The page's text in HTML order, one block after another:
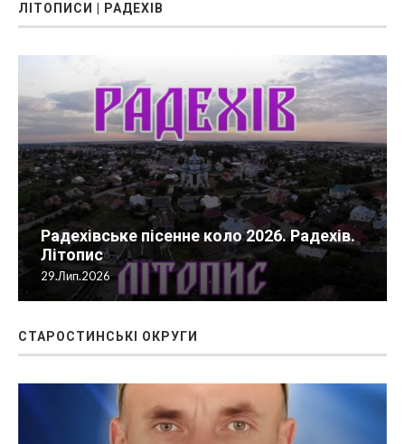
ЛІТОПИСИ | РАДЕХІВ
Радехівське пісенне коло 2026. Радехів.
Літопис
29.Лип.2026
СТАРОСТИНСЬКІ ОКРУГИ